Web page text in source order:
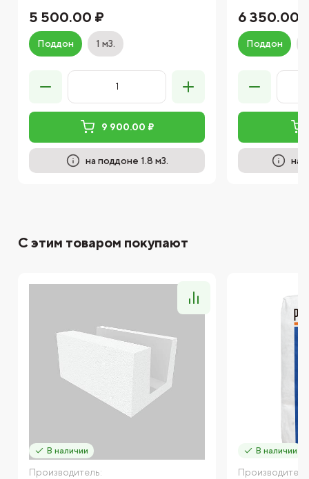
5 500.00 ₽
Поддон 1 м3.
9 900.00 ₽
на поддоне 1.8 м3.
6 350.00
Поддон
на
С этим товаром покупают
В наличии
Производитель:
В наличии